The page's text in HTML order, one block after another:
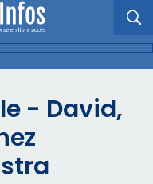
- David,